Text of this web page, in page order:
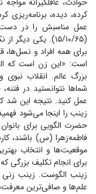
کرده، دیده،
عمل مناسبش را در
(۱۵/۱۰/۶۵). یکی
برای همه افراد و
است: «این زن است که
بزرگ عالم. انقلاب
شما‌ها نتوانستید در
عمل کنید. نتیجه این
حضرت الگویی برای
فاطمه‌زهرا (س) باشند،
موقعیت‌ها و انتخاب
برای انجام تکلیف بزرگی
زینب الگوست. زینب زنی
علم‌ها و صافی‌ترین معرفت‌ها